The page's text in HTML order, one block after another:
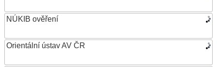
NÚKIB ověření
Orientální ústav AV ČR